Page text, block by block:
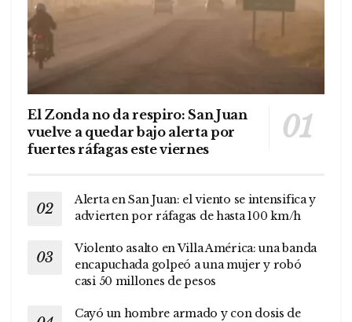
El Zonda no da respiro: San Juan
vuelve a quedar bajo alerta por
fuertes ráfagas este viernes
Alerta en San Juan: el viento se intensifica y
advierten por ráfagas de hasta 100 km/h
Violento asalto en Villa América: una banda
encapuchada golpeó a una mujer y robó
casi 50 millones de pesos
Cayó un hombre armado y con dosis de